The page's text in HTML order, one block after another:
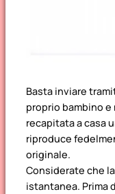
Basta inviare
proprio bambino e
recapitata a casa
riproduce
originale.
Considerate che
istantanea. Prima